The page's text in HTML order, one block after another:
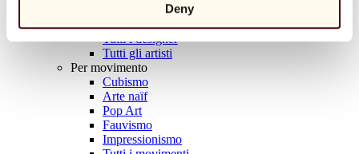
Deny
Tutti i fotografi
Tutti i disegnatori
Tutti i designer
Tutti gli artisti
Per movimento
Cubismo
Arte naïf
Pop Art
Fauvismo
Impressionismo